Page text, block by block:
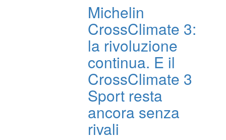
Michelin
CrossClimate 3:
la rivoluzione
continua. E il
CrossClimate 3
Sport resta
ancora senza
rivali